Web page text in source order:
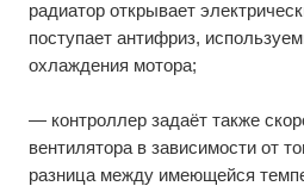
радиатор открывает
поступает антифриз,
охлаждения мотора;
— контроллер задаёт также
вентилятора в зависимости от
разница между имеющейся